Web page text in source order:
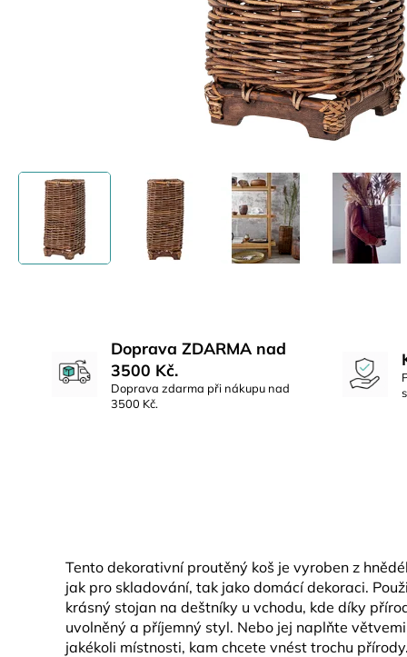
Doprava ZDARMA nad
3500 Kč.
Doprava zdarma při nákupu nad
3500 Kč.
Tento dekorativní proutěný koš je vyroben z
jak pro skladování, tak jako domácí dekoraci.
krásný stojan na deštníky u vchodu, kde díky
uvolněný a příjemný styl. Nebo jej naplňte
jakékoli místnosti, kam chcete vnést trochu přírody.